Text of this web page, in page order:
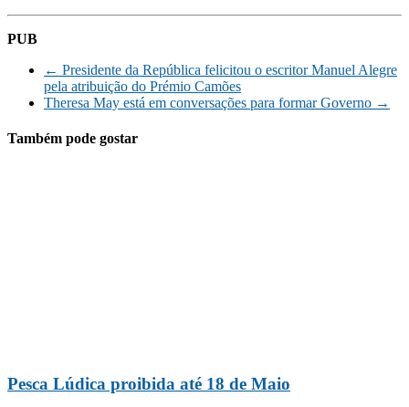
PUB
← Presidente da República felicitou o escritor Manuel Alegre
pela atribuição do Prémio Camões
Theresa May está em conversações para formar Governo →
Também pode gostar
Pesca Lúdica proibida até 18 de Maio